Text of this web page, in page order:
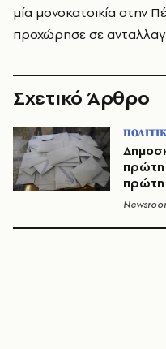
μία μονοκατοικία στην
προχώρησε σε
Σχετικό Άρθρο
πρώτη